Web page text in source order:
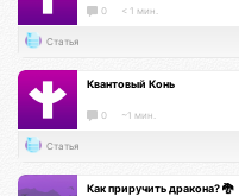
0 < 1 мин.
Статья
Квантовый Конь
0 ~1 мин.
Статья
Как приручить дракона? 🐉